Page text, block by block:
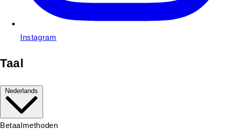
Instagram
Taal
Nederlands
Betaalmethoden